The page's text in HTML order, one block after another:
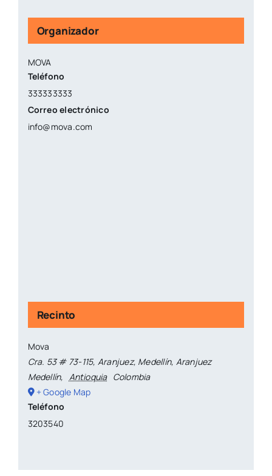
Organizador
MOVA
Teléfono
333333333
Correo electrónico
info@mova.com
Recinto
Mova
Cra. 53 # 73-115, Aranjuez, Medellín, Aranjuez
Medellín, Antioquia Colombia
+ Google Map
Teléfono
3203540